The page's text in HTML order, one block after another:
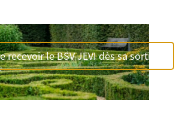
recevoir le BSV JEVI dès sa sortie